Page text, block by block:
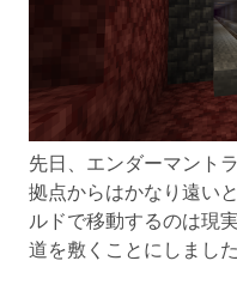
先日、エンダーマント
拠点からはかなり遠い
ルドで移動するのは現
道を敷くことにしまし